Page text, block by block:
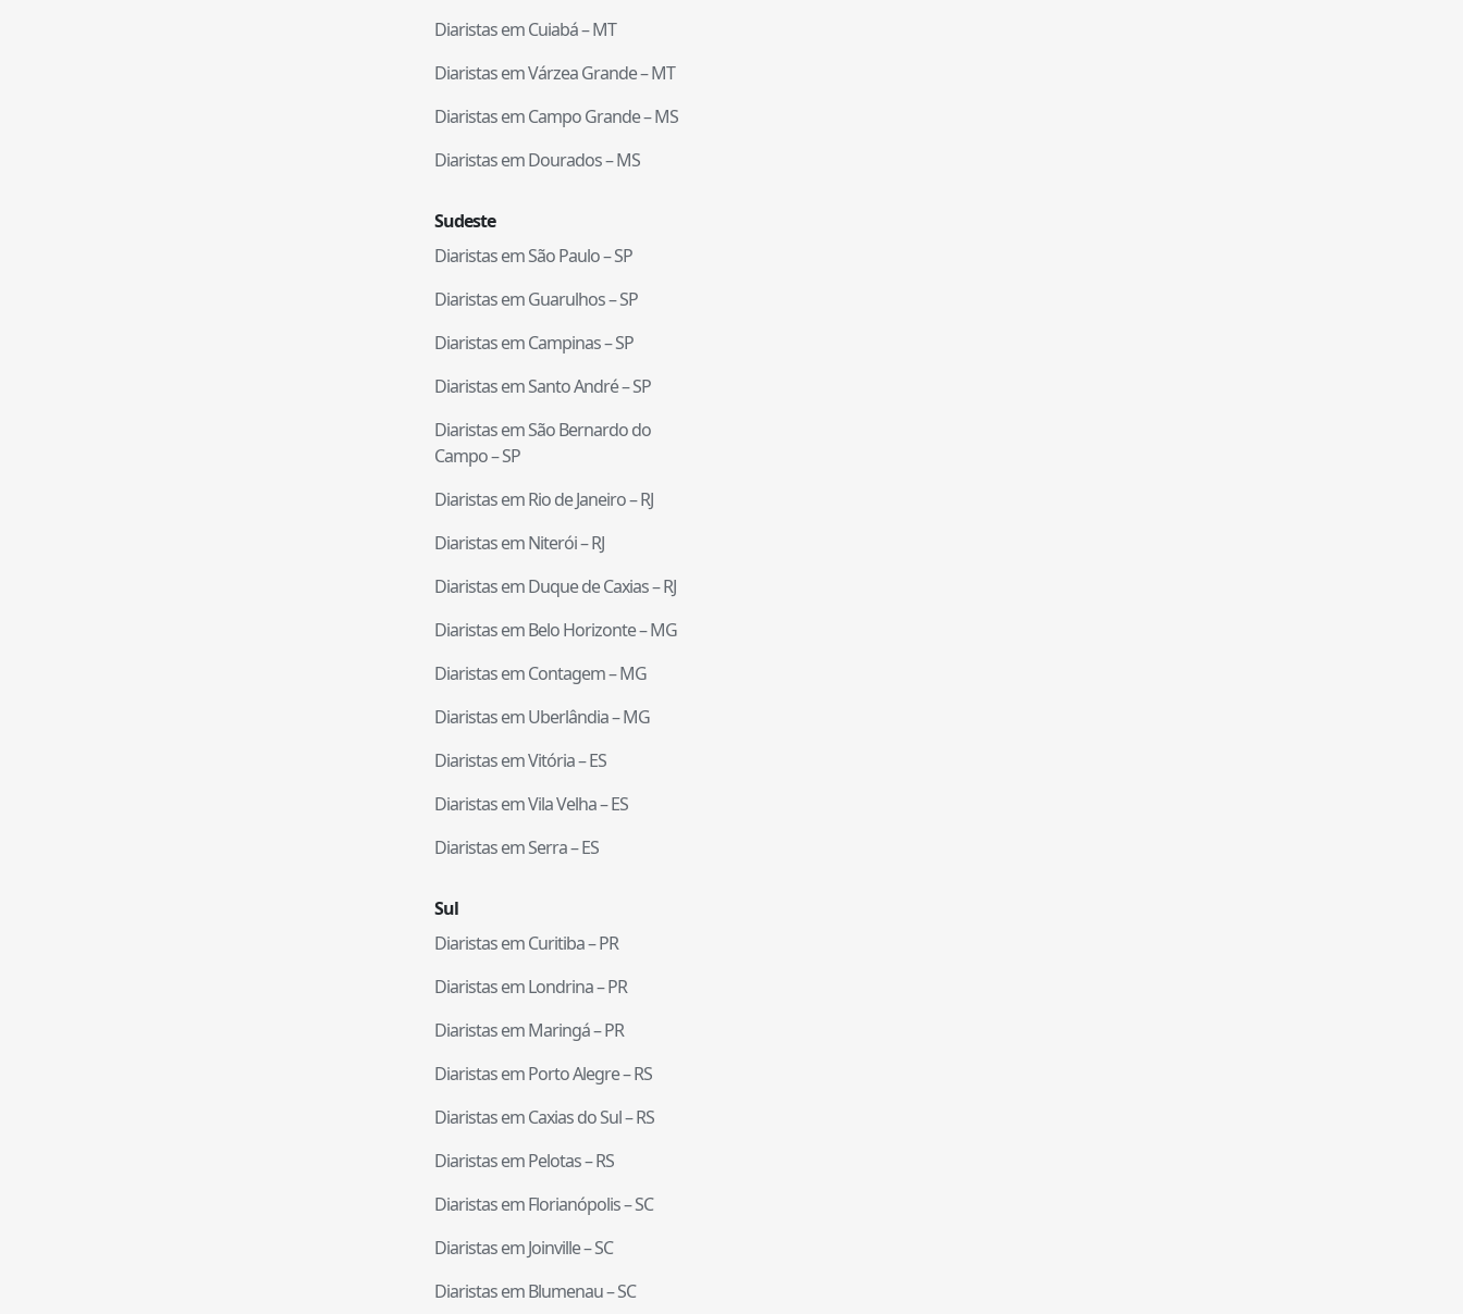
Diaristas emCuiabá–MT
Diaristas emVárzea Grande–MT
Diaristas emCampo Grande–MS
Diaristas emDourados–MS
Sudeste
Diaristas emSão Paulo–SP
Diaristas emGuarulhos–SP
Diaristas emCampinas–SP
Diaristas emSanto André–SP
Diaristas emSão Bernardo do
Campo–SP
Diaristas emRio de Janeiro–RJ
Diaristas emNiterói–RJ
Diaristas emDuque de Caxias–RJ
Diaristas emBelo Horizonte–MG
Diaristas emContagem–MG
Diaristas emUberlândia–MG
Diaristas emVitória–ES
Diaristas emVila Velha–ES
Diaristas emSerra–ES
Sul
Diaristas emCuritiba–PR
Diaristas emLondrina–PR
Diaristas emMaringá–PR
Diaristas emPorto Alegre–RS
Diaristas emCaxias do Sul–RS
Diaristas emPelotas–RS
Diaristas emFlorianópolis–SC
Diaristas emJoinville–SC
Diaristas emBlumenau–SC